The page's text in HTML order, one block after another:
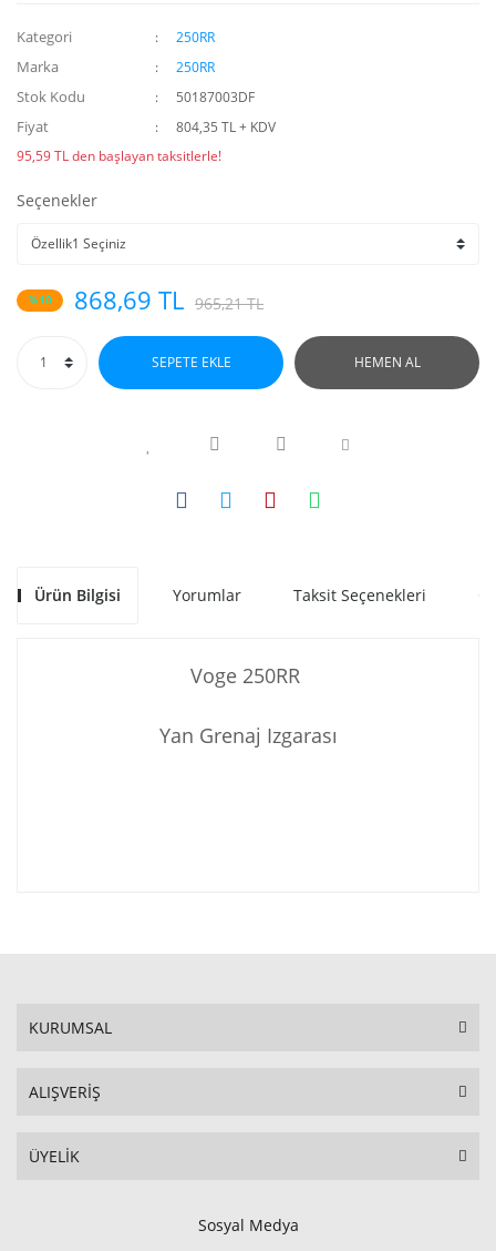
Kategori 250RR
Marka 250RR
Stok Kodu 50187003DF
Fiyat
804,35 TL + KDV
95,59 TL den başlayan taksitlerle!
Seçenekler
%10 868,69 TL 965,21 TL
SEPETE EKLE HEMEN AL
Ürün Bilgisi Yorumlar Taksit Seçenekleri
Voge 250RR
Yan Grenaj Izgarası
KURUMSAL
ALIŞVERİŞ
ÜYELİK
Sosyal Medya